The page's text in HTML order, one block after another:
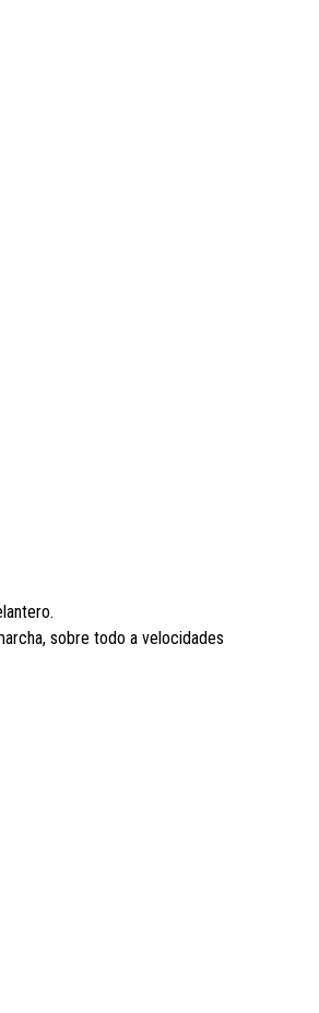
sobre todo a velocidades